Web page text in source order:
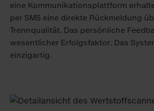
eine Kommunikationsplattform
per SMS eine direkte Rückmeldung
Trennqualität. Das persönliche
wesentlicher Erfolgsfaktor. Das
einzigartig.